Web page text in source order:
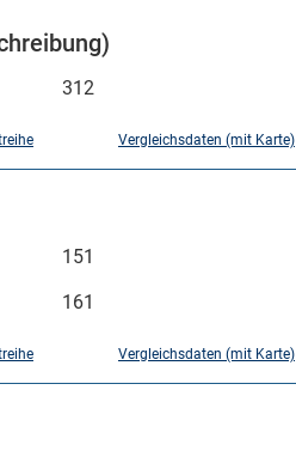
312
Vergleichsdaten (mit Karte)
151
161
Vergleichsdaten (mit Karte)